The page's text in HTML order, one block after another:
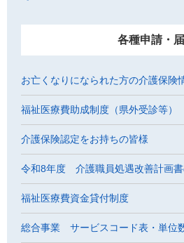
各種申請・
お亡くなりになられた方の介護保険
福祉医療費助成制度（県外受診等）
介護保険認定をお持ちの皆様
令和8年度 介護職員処遇改善計画書
福祉医療費資金貸付制度
総合事業 サービスコード表・単位